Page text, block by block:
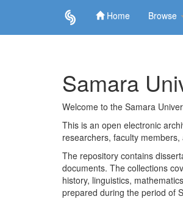
Home Browse
Samara
Welcome to the Samara
This is an open electronic
researchers, faculty
The repository contains
documents. The collections
history, linguistics,
prepared during the period of